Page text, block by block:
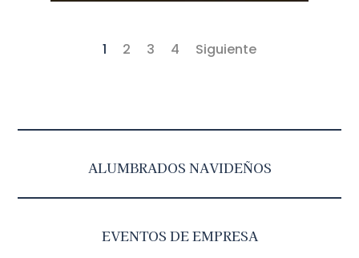
1 2 3 4 Siguiente
ALUMBRADOS NAVIDEÑOS
EVENTOS DE EMPRESA